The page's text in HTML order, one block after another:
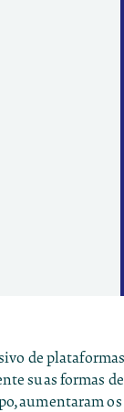
de
suas formas
aumentaram